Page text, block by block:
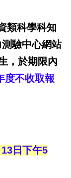
類科學科知
驗中心網站
，於期限內
度不收取報
日下午5